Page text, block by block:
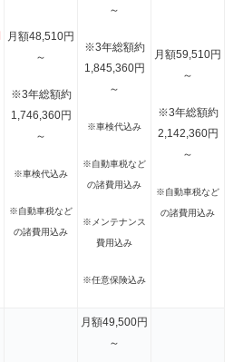
月額48,510円
～
※3年総額約
1,746,360円
～
※車検代込み
※自動車税など
の諸費用込み
～
※3年総額約
1,845,360円
～
※車検代込み
※自動車税など
の諸費用込み
※メンテナンス
費用込み
※任意保険込み
月額59,510円
～
※3年総額約
2,142,360円
～
※自動車税など
の諸費用込み
月額49,500円
～